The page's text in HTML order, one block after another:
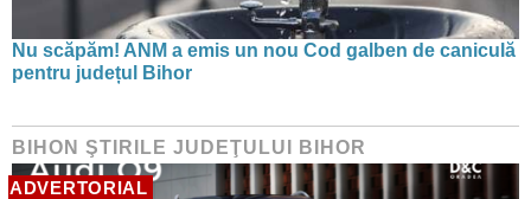
Nu scăpăm! ANM a emis un nou Cod galben de caniculă
pentru județul Bihor
BIHON ŞTIRILE JUDEŢULUI BIHOR
ADVERTORIAL